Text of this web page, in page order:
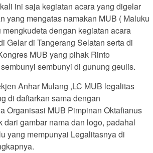
ini saja kegiatan acara yang digelar
yang mengatas namakan MUB ( Maluku
mengkudeta dengan kegiatan acara
Gelar di Tangerang Selatan serta di
MUB yang pihak Rinto
sembunyi di gunung geulis.
Anhar Mulang ,LC MUB legalitas
di daftarkan sama dengan
Organisasi MUB Pimpinan Oktafianus
dari gambar nama dan logo, padahal
yang mempunyai Legalitasnya di